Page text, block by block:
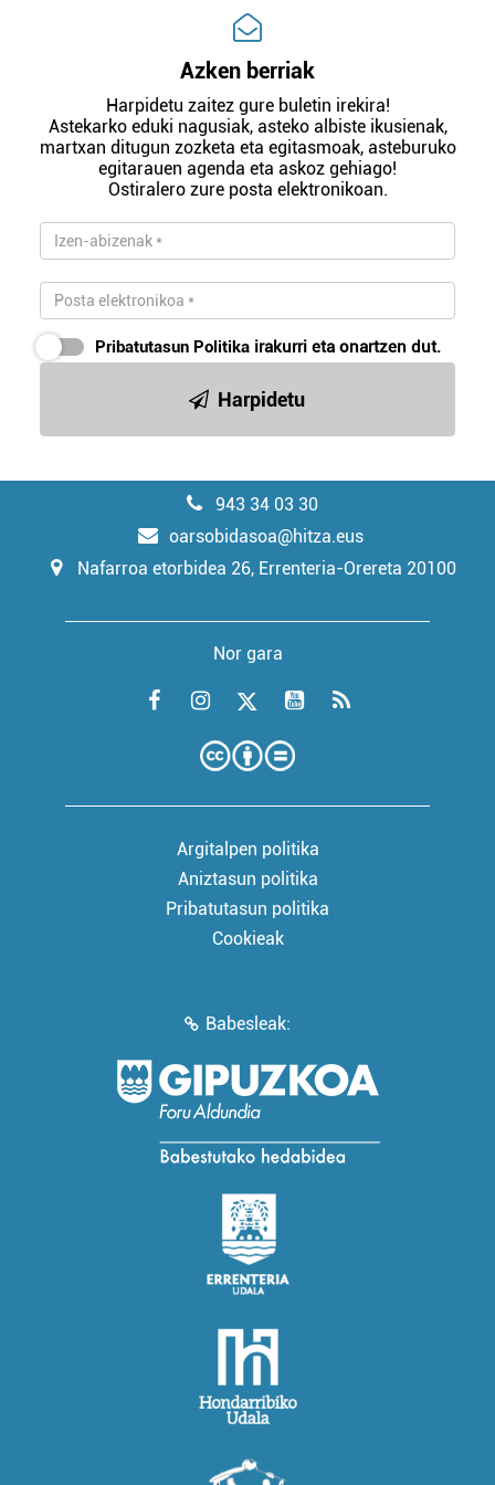
Azken berriak
Harpidetu zaitez gure buletin irekira!
Astekarko eduki nagusiak, asteko albiste ikusienak,
martxan ditugun zozketa eta egitasmoak, asteburuko
egitarauen agenda eta askoz gehiago!
Ostiralero zure posta elektronikoan.
Pribatutasun Politika irakurri eta onartzen dut.
Harpidetu
943 34 03 30
oarsobidasoa@hitza.eus
Nafarroa etorbidea 26, Errenteria-Orereta 20100
Nor gara
Argitalpen politika
Aniztasun politika
Pribatutasun politika
Cookieak
Babesleak: